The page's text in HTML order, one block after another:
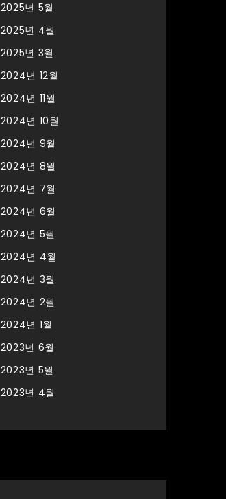
2025년 5월
2025년 4월
2025년 3월
2024년 12월
2024년 11월
2024년 10월
2024년 9월
2024년 8월
2024년 7월
2024년 6월
2024년 5월
2024년 4월
2024년 3월
2024년 2월
2024년 1월
2023년 6월
2023년 5월
2023년 4월